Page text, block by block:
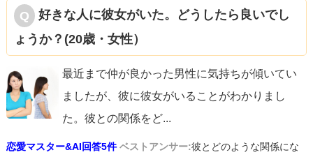
好きな人に彼女がいた。どうしたら良いでし
ょうか？(20歳・女性）
最近まで仲が良かった男性に気持ちが傾いてい
ましたが、彼に彼女がいることがわかりまし
た。彼との関係をど...
恋愛マスター&AI回答5件 ベストアンサー:彼とどのような関係にな